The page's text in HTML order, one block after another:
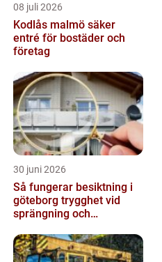
08 juli 2026
Kodlås malmö säker
entré för bostäder och
företag
30 juni 2026
Så fungerar besiktning i
göteborg trygghet vid
sprängning och